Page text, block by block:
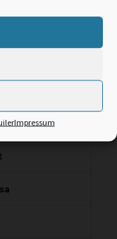
Impressum